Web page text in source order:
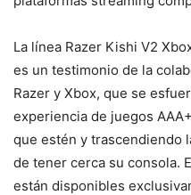
La línea Razer Kishi V2
es un testimonio de la
Razer y Xbox, que se
experiencia de juegos
que estén y trascendiendo
de tener cerca su consola.
están disponibles